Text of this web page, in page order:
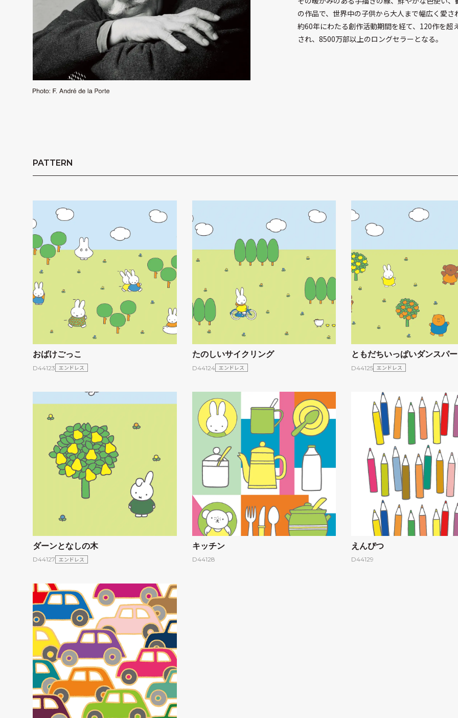
の作品で、世界中の子供から大人まで幅広く愛さ
約60年にわたる創作活動期間を経て、120作を
され、8500万部以上のロングセラーとなる。
PATTERN
おばけごっこ
D44123 エンドレス
たのしいサイクリング
D44124 エンドレス
ともだちいっぱいダンスパ
D44125 エンドレス
ダーンとなしの木
D44127 エンドレス
キッチン
D44128
えんぴつ
D44129